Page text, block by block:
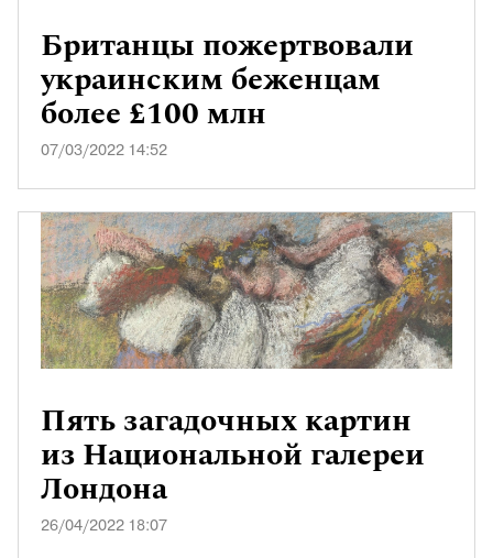
Британцы пожертвовали
украинским беженцам
более £100 млн
07/03/2022 14:52
Пять загадочных картин
из Национальной галереи
Лондона
26/04/2022 18:07